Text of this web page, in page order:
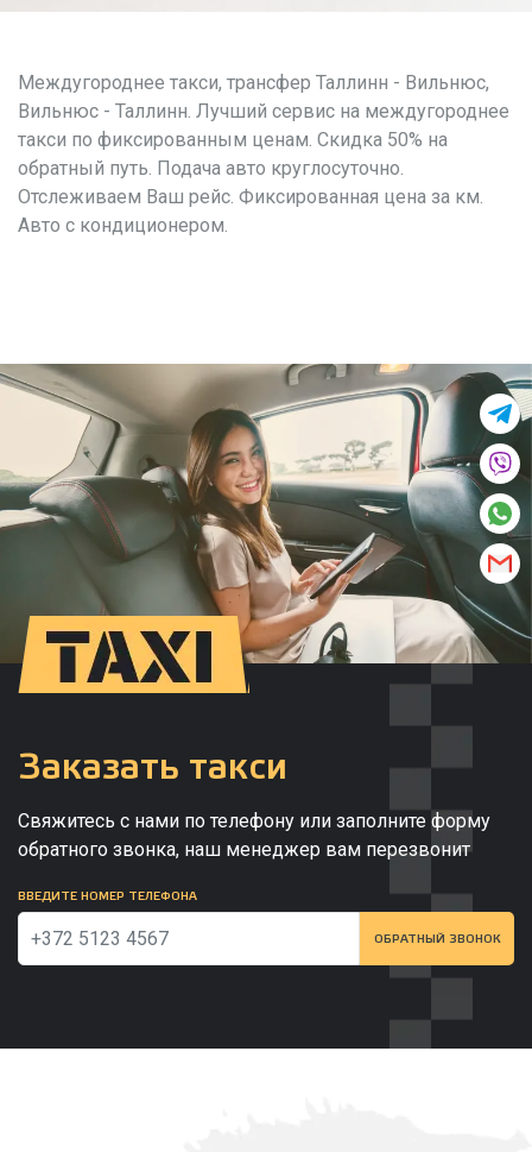
Междугороднее такси, трансфер Таллинн - Вильнюс,
Вильнюс - Таллинн. Лучший сервис на междугороднее
такси по фиксированным ценам. Скидка 50% на
обратный путь. Подача авто круглосуточно.
Отслеживаем Ваш рейс. Фиксированная цена за км.
Авто с кондиционером.
Заказать такси
Свяжитесь с нами по телефону или заполните форму
обратного звонка, наш менеджер вам перезвонит
ВВЕДИТЕ НОМЕР ТЕЛЕФОНА
ОБРАТНЫЙ ЗВОНОК